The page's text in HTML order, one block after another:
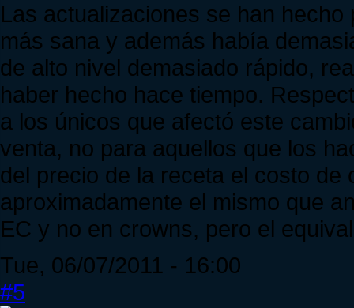
Las actualizaciones se han
más sana y además había
de alto nivel demasiado rápido,
haber hecho hace tiempo.
a los únicos que afectó este
venta, no para aquellos que los
del precio de la receta el costo
aproximadamente el mismo que
EC y no en crowns, pero el
Tue, 06/07/2011 - 16:00
#5